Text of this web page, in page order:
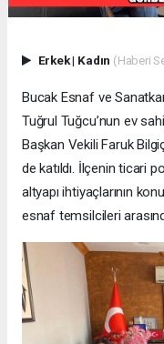
Erkek| Kadın (Haberi
Bucak Esnaf ve
Tuğrul Tuğcu’nun ev
Başkan Vekili Faruk
de katıldı. İlçenin ticari
altyapı ihtiyaçlarının
esnaf temsilcileri